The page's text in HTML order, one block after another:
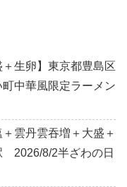
生卵】東京都豊島区
中華風限定ラーメン
雲丹雲吞増＋大盛＋
2026/8/2半ざわの日